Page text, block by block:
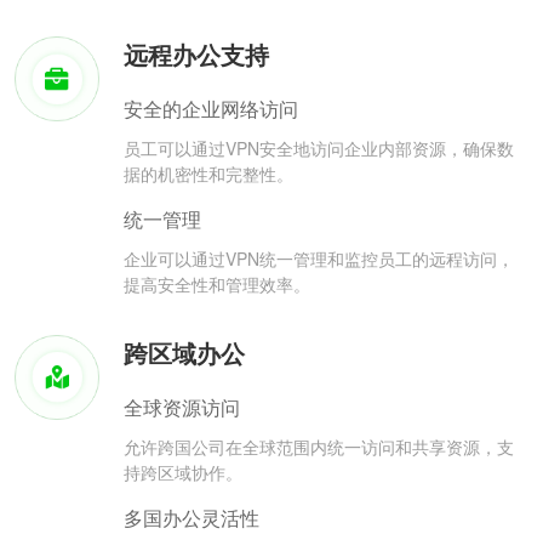
远程办公支持
安全的企业网络访问
员工可以通过VPN安全地访问企业内部资源，确保数
据的机密性和完整性。
统一管理
企业可以通过VPN统一管理和监控员工的远程访问，
提高安全性和管理效率。
跨区域办公
全球资源访问
允许跨国公司在全球范围内统一访问和共享资源，支
持跨区域协作。
多国办公灵活性